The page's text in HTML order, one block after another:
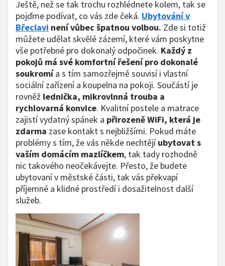
Ještě, než se tak trochu rozhlédnete kolem, tak se
pojďme podívat, co vás zde čeká. Ubytování v
Břeclavi není vůbec špatnou volbou. Zde si totiž
můžete udělat skvělé zázemí, které vám poskytne
vše potřebné pro dokonalý odpočinek. Každý z
pokojů má své komfortní řešení pro dokonalé
soukromía s tím samozřejmě souvisí i vlastní
sociální zařízení a koupelna na pokoji. Součástí je
rovněž lednička, mikrovlnná trouba a
rychlovarná konvice. Kvalitní postele a matrace
zajistí vydatný spánek a přirozeně WiFi, která je
zdarma zase kontakt s nejbližšími. Pokud máte
problémy s tím, že vás někde nechtějíubytovat s
vaším domácím mazlíčkem, tak tady rozhodně
nic takového neočekávejte. Přesto, že budete
ubytovaní v městské části, tak vás překvapí
příjemné a klidné prostředí i dosažitelnost další
služeb.